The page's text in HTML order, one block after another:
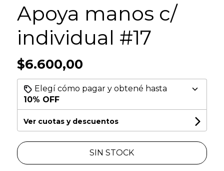
Apoya manos c/
individual #17
$6.600,00
Elegí cómo pagar y obtené hasta
10% OFF
Ver cuotas y descuentos
SIN STOCK